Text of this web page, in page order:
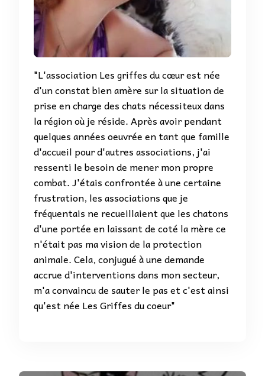
"L'association Les griffes du cœur est née
d'un constat bien amère sur la situation de
prise en charge des chats nécessiteux dans
la région où je réside. Après avoir pendant
quelques années oeuvrée en tant que famille
d'accueil pour d'autres associations, j'ai
ressenti le besoin de mener mon propre
combat. J'étais confrontée à une certaine
frustration, les associations que je
fréquentais ne recueillaient que les chatons
d'une portée en laissant de coté la mère ce
n'était pas ma vision de la protection
animale. Cela, conjugué à une demande
accrue d'interventions dans mon secteur,
m'a convaincu de sauter le pas et c'est ainsi
qu'est née Les Griffes du coeur"